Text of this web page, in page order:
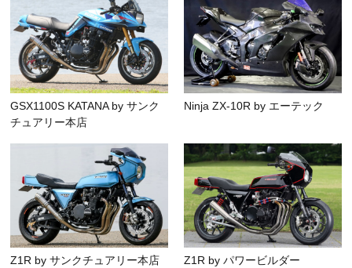
GSX1100S KATANA by サンク
チュアリー本店
Ninja ZX-10R by エーテック
Z1R by サンクチュアリー本店 Z1R by パワービルダー